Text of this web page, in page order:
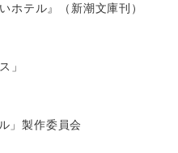
ホテル』（新潮文庫刊）
」
」製作委員会